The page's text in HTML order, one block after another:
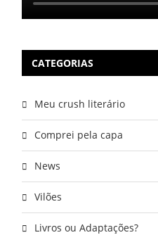
CATEGORIAS
Meu crush literário
Comprei pela capa
News
Vilões
Livros ou Adaptações?